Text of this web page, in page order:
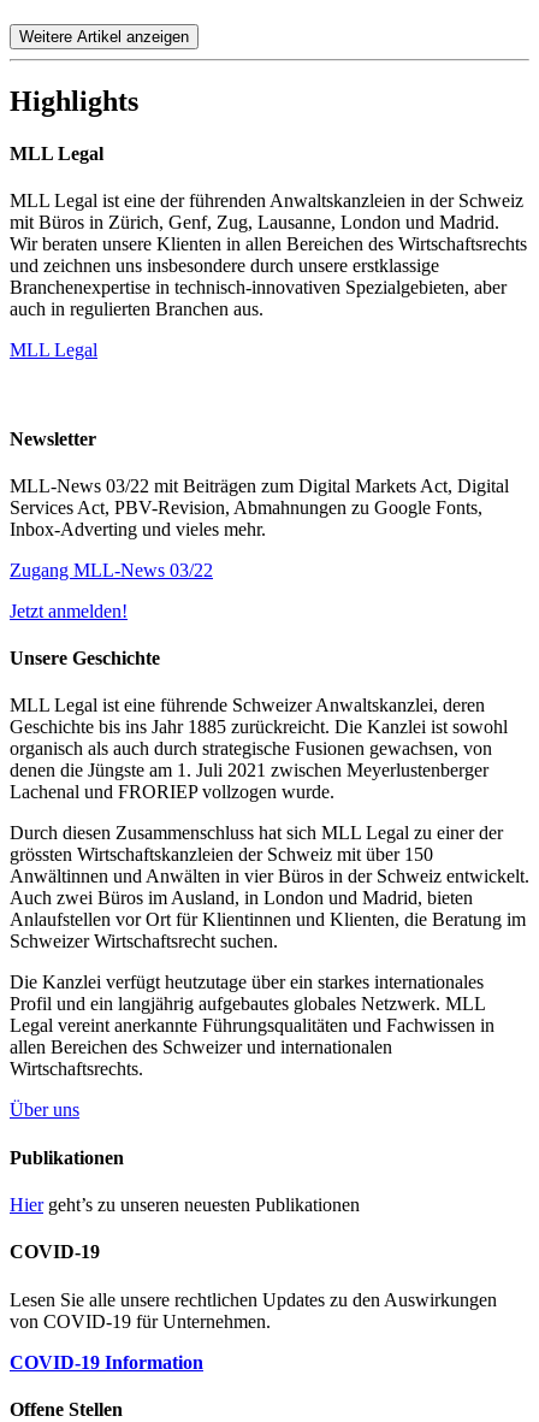
Weitere Artikel anzeigen
Highlights
MLL Legal
MLL Legal ist eine der führenden Anwaltskanzleien in der Schweiz
mit Büros in Zürich, Genf, Zug, Lausanne, London und Madrid.
Wir beraten unsere Klienten in allen Bereichen des Wirtschaftsrechts
und zeichnen uns insbesondere durch unsere erstklassige
Branchenexpertise in technisch-innovativen Spezialgebieten, aber
auch in regulierten Branchen aus.
MLL Legal
Newsletter
MLL-News 03/22 mit Beiträgen zum Digital Markets Act, Digital
Services Act, PBV-Revision, Abmahnungen zu Google Fonts,
Inbox-Adverting und vieles mehr.
Zugang MLL-News 03/22
Jetzt anmelden!
Unsere Geschichte
MLL Legal ist eine führende Schweizer Anwaltskanzlei, deren
Geschichte bis ins Jahr 1885 zurückreicht. Die Kanzlei ist sowohl
organisch als auch durch strategische Fusionen gewachsen, von
denen die Jüngste am 1. Juli 2021 zwischen Meyerlustenberger
Lachenal und FRORIEP vollzogen wurde.
Durch diesen Zusammenschluss hat sich MLL Legal zu einer der
grössten Wirtschaftskanzleien der Schweiz mit über 150
Anwältinnen und Anwälten in vier Büros in der Schweiz entwickelt.
Auch zwei Büros im Ausland, in London und Madrid, bieten
Anlaufstellen vor Ort für Klientinnen und Klienten, die Beratung im
Schweizer Wirtschaftsrecht suchen.
Die Kanzlei verfügt heutzutage über ein starkes internationales
Profil und ein langjährig aufgebautes globales Netzwerk. MLL
Legal vereint anerkannte Führungsqualitäten und Fachwissen in
allen Bereichen des Schweizer und internationalen
Wirtschaftsrechts.
Über uns
Publikationen
Hiergeht’s zu unseren neuesten Publikationen
COVID-19
Lesen Sie alle unsere rechtlichen Updates zu den Auswirkungen
von COVID-19 für Unternehmen.
COVID-19 Information
Offene Stellen